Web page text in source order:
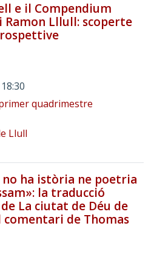
e il Compendium
Ramon Lllull: scoperte
quadrimestre
Llull
ha istòria ne poetria
la traducció
La ciutat de Déu de
de Thomas